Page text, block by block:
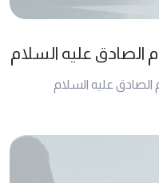
الصادق عليه السلام
عليه السلام